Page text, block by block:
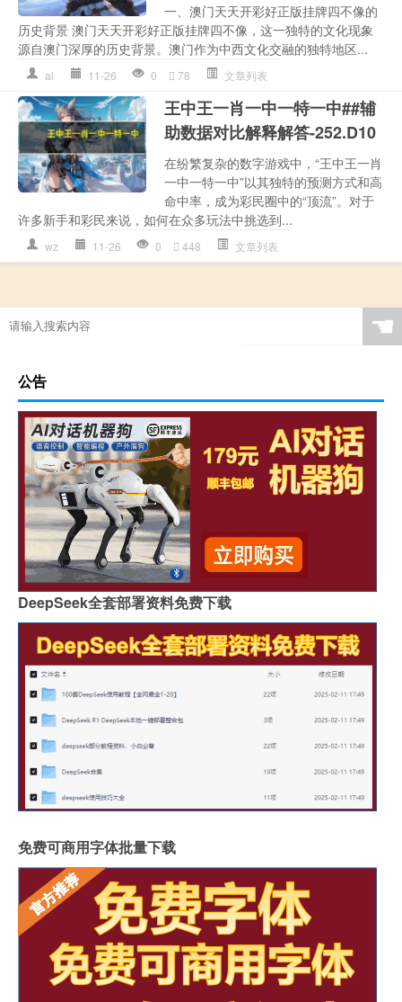
一、澳门天天开彩好正版挂牌四不像的
历史背景 澳门天天开彩好正版挂牌四不像，这一独特的文化现象
源自澳门深厚的历史背景。澳门作为中西文化交融的独特地区...
al 11-26 0 78 文章列表
王中王一肖一中一特一中##辅
助数据对比解释解答-252.D10
在纷繁复杂的数字游戏中，“王中王一肖
一中一特一中”以其独特的预测方式和高
命中率，成为彩民圈中的“顶流”。对于
许多新手和彩民来说，如何在众多玩法中挑选到...
wz 11-26 0 448 文章列表
☚
公告
DeepSeek全套部署资料免费下载
免费可商用字体批量下载